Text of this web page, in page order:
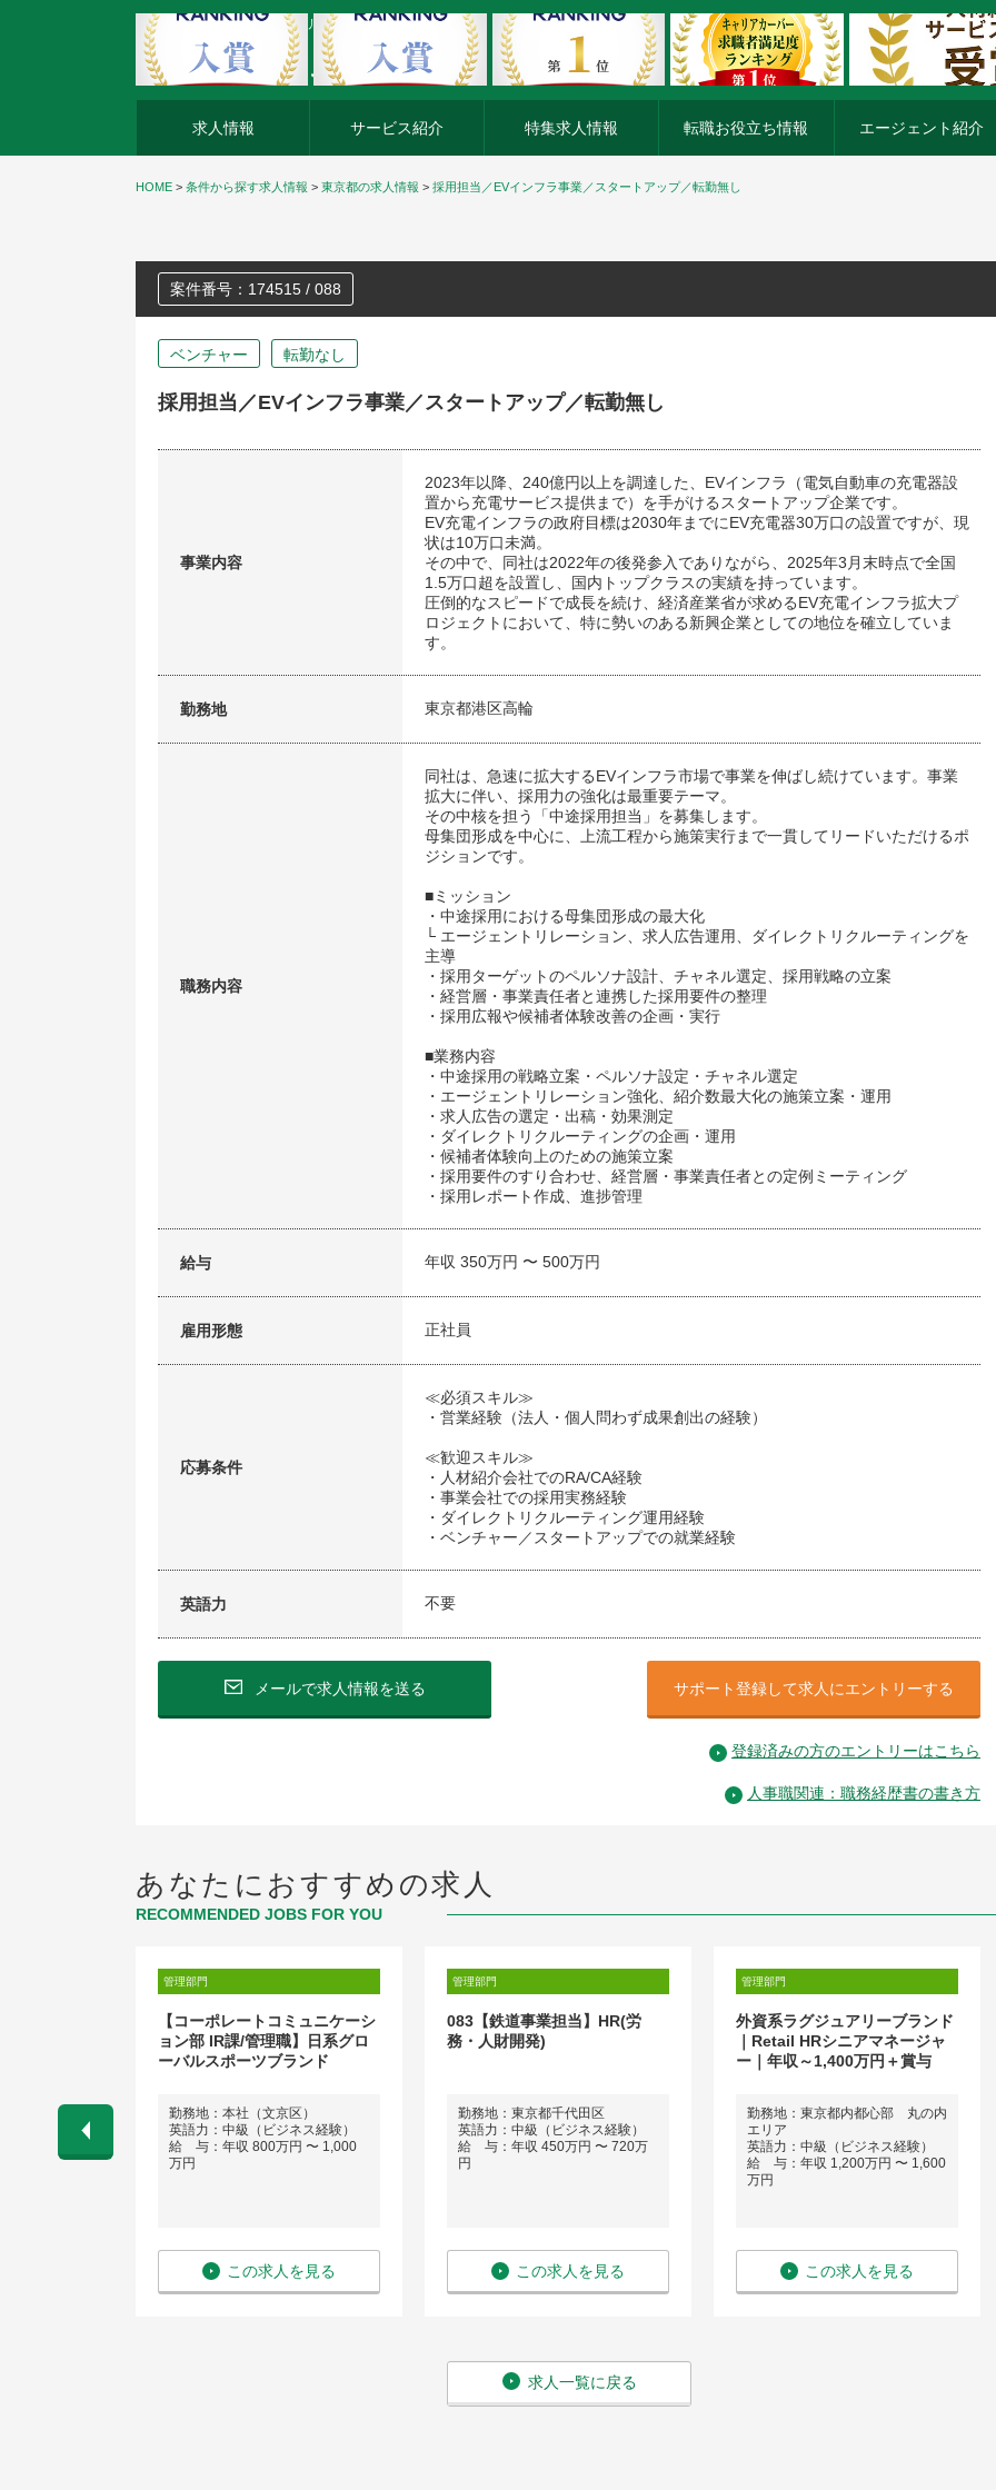
外資系企業の転職・キャリア転職ならアージスジャパン
求人情報 サービス紹介 特集求人情報 転職お役立ち情報 エージェント紹介
HOME > 条件から探す求人情報 > 東京都の求人情報 > 採用担当／EVインフラ事業／スタートアップ／転勤無し
案件番号：174515 / 088
ベンチャー 転勤なし
採用担当／EVインフラ事業／スタートアップ／転勤無し
事業内容
2023年以降、240億円以上を調達した、EVインフラ（電気自動車の充電器設
置から充電サービス提供まで）を手がけるスタートアップ企業です。
EV充電インフラの政府目標は2030年までにEV充電器30万口の設置ですが、現
状は10万口未満。
その中で、同社は2022年の後発参入でありながら、2025年3月末時点で全国
1.5万口超を設置し、国内トップクラスの実績を持っています。
圧倒的なスピードで成長を続け、経済産業省が求めるEV充電インフラ拡大プ
ロジェクトにおいて、特に勢いのある新興企業としての地位を確立していま
す。
勤務地 東京都港区高輪
職務内容
同社は、急速に拡大するEVインフラ市場で事業を伸ばし続けています。事業
拡大に伴い、採用力の強化は最重要テーマ。
その中核を担う「中途採用担当」を募集します。
母集団形成を中心に、上流工程から施策実行まで一貫してリードいただけるポ
ジションです。
■ミッション
・中途採用における母集団形成の最大化
└ エージェントリレーション、求人広告運用、ダイレクトリクルーティングを
主導
・採用ターゲットのペルソナ設計、チャネル選定、採用戦略の立案
・経営層・事業責任者と連携した採用要件の整理
・採用広報や候補者体験改善の企画・実行
■業務内容
・中途採用の戦略立案・ペルソナ設定・チャネル選定
・エージェントリレーション強化、紹介数最大化の施策立案・運用
・求人広告の選定・出稿・効果測定
・ダイレクトリクルーティングの企画・運用
・候補者体験向上のための施策立案
・採用要件のすり合わせ、経営層・事業責任者との定例ミーティング
・採用レポート作成、進捗管理
給与 年収 350万円 〜 500万円
雇用形態 正社員
応募条件
≪必須スキル≫
・営業経験（法人・個人問わず成果創出の経験）
≪歓迎スキル≫
・人材紹介会社でのRA/CA経験
・事業会社での採用実務経験
・ダイレクトリクルーティング運用経験
・ベンチャー／スタートアップでの就業経験
英語力 不要
メールで求人情報を送る サポート登録して求人にエントリーする
登録済みの方のエントリーはこちら
人事職関連：職務経歴書の書き方
あなたにおすすめの求人
RECOMMENDED JOBS FOR YOU
管理部門
【コーポレートコミュニケーシ
ョン部 IR課/管理職】日系グロ
ーバルスポーツブランド
勤務地：本社（文京区）
英語力：中級（ビジネス経験）
給 与：年収 800万円 〜 1,000
万円
この求人を見る
管理部門
083【鉄道事業担当】HR(労
務・人財開発)
勤務地：東京都千代田区
英語力：中級（ビジネス経験）
給 与：年収 450万円 〜 720万
円
この求人を見る
管理部門
外資系ラグジュアリーブランド
｜Retail HRシニアマネージャ
ー｜年収～1,400万円＋賞与
勤務地：東京都内都心部 丸の内
エリア
英語力：中級（ビジネス経験）
給 与：年収 1,200万円 〜 1,600
万円
この求人を見る
求人一覧に戻る